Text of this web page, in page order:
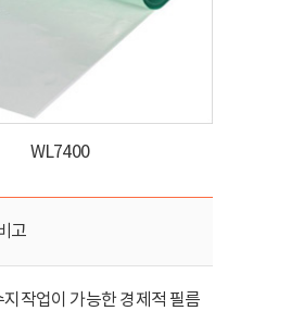
WL7400
고
작업이 가능한 경제적 필름